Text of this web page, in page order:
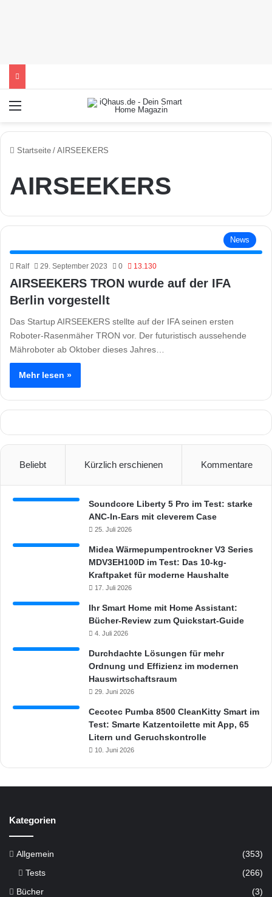
Startseite / AIRSEEKERS
AIRSEEKERS
News
Ralf 29. September 2023 0 13.130
AIRSEEKERS TRON wurde auf der IFA
Berlin vorgestellt
Das Startup AIRSEEKERS stellte auf der IFA seinen ersten
Roboter-Rasenmäher TRON vor. Der futuristisch aussehende
Mähroboter ab Oktober dieses Jahres…
Mehr lesen »
Beliebt Kürzlich erschienen Kommentare
Soundcore Liberty 5 Pro im Test: starke
ANC-In-Ears mit cleverem Case
25. Juli 2026
Midea Wärmepumpentrockner V3 Series
MDV3EH100D im Test: Das 10-kg-
Kraftpaket für moderne Haushalte
17. Juli 2026
Ihr Smart Home mit Home Assistant:
Bücher-Review zum Quickstart-Guide
4. Juli 2026
Durchdachte Lösungen für mehr
Ordnung und Effizienz im modernen
Hauswirtschaftsraum
29. Juni 2026
Cecotec Pumba 8500 CleanKitty Smart im
Test: Smarte Katzentoilette mit App, 65
Litern und Geruchskontrolle
10. Juni 2026
Kategorien
Allgemein (353)
Tests (266)
Bücher (3)